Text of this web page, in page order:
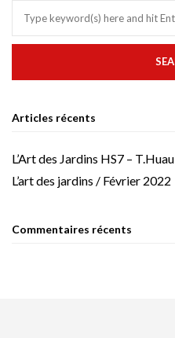
Articles récents
L’Art des Jardins HS7 – T.Huau
L’art des jardins / Février 2022
Commentaires récents